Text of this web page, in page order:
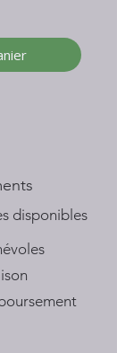
disponibles